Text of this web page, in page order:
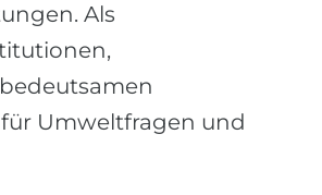
Als
Umweltfragen und